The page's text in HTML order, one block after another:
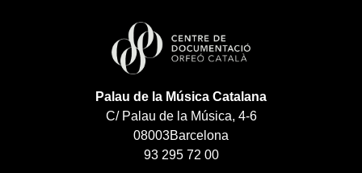
Palau de la Música Catalana
C/ Palau de la Música, 4-6
08003Barcelona
93 295 72 00